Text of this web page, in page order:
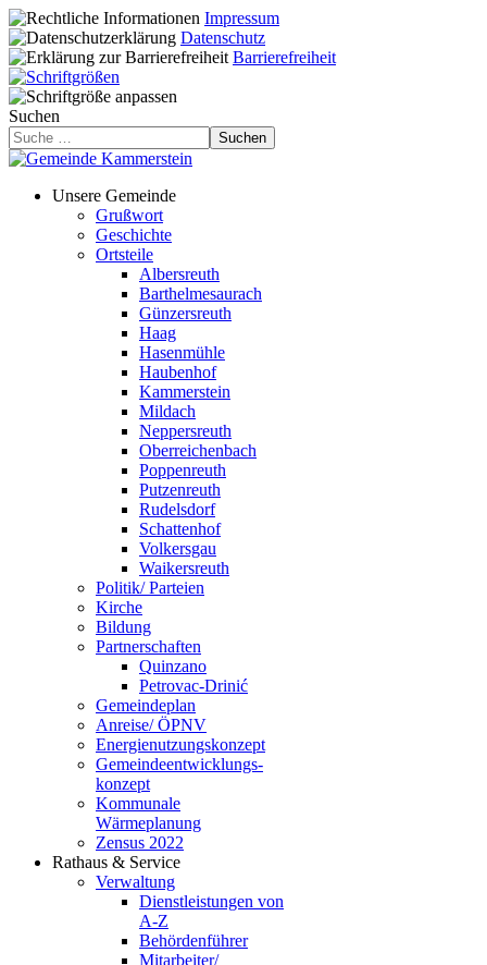
Impressum
Datenschutz
Barrierefreiheit
Suchen
Suchen
Unsere Gemeinde
Grußwort
Geschichte
Ortsteile
Albersreuth
Barthelmesaurach
Günzersreuth
Haag
Hasenmühle
Haubenhof
Kammerstein
Mildach
Neppersreuth
Oberreichenbach
Poppenreuth
Putzenreuth
Rudelsdorf
Schattenhof
Volkersgau
Waikersreuth
Politik/ Parteien
Kirche
Bildung
Partnerschaften
Quinzano
Petrovac-Drinić
Gemeindeplan
Anreise/ ÖPNV
Energienutzungskonzept
Gemeindeentwicklungs­
konzept
Kommunale
Wärmeplanung
Zensus 2022
Rathaus & Service
Verwaltung
Dienstleistungen von
A-Z
Behördenführer
Mitarbeiter/